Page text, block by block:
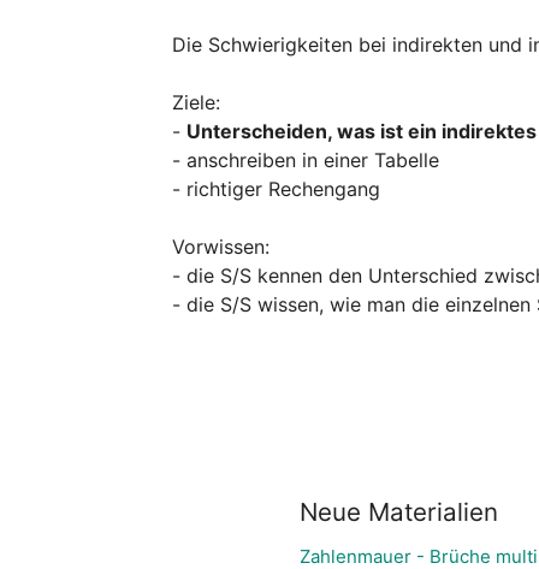
Die Schwierigkeiten bei indirekten und
Ziele:
- Unterscheiden, was ist ein
- anschreiben in einer Tabelle
- richtiger Rechengang
Vorwissen:
- die S/S kennen den Unterschied
- die S/S wissen, wie man die
Neue Materialien
Zahlenmauer - Brüche